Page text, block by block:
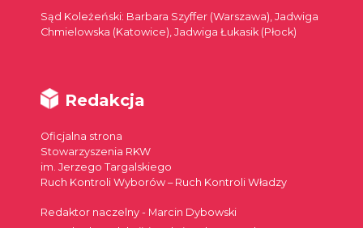
Sąd Koleżeński: Barbara Szyffer (Warszawa), Jadwiga
Chmielowska (Katowice), Jadwiga Łukasik (Płock)
Redakcja
Oficjalna strona
Stowarzyszenia RKW
im. Jerzego Targalskiego
Ruch Kontroli Wyborów – Ruch Kontroli Władzy
Redaktor naczelny - Marcin Dybowski